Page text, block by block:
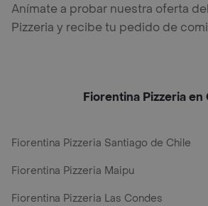
Anímate a probar nuestra oferta
Pizzeria y recibe tu pedido de
Fiorentina Pizzeria en
Fiorentina Pizzeria Santiago de Chile
Fiorentina Pizzeria Maipu
Fiorentina Pizzeria Las Condes